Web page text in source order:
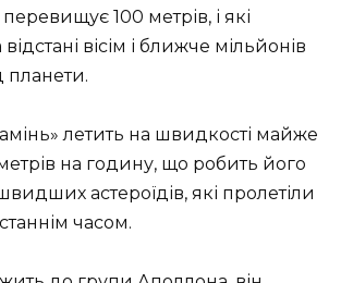
100 метрів, і які
вісім і ближче мільйонів
планети.
летить на швидкості майже
на годину, що робить його
астероїдів, які пролетіли
часом.